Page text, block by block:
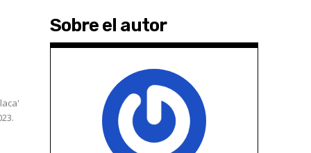
Sobre el autor